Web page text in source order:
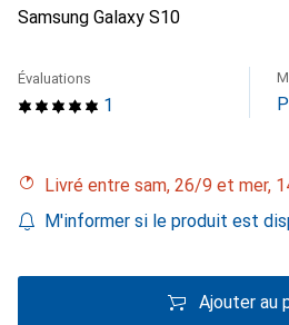
Samsung Galaxy S10
1
Évaluations
Livré entre sam, 26/9 et mer,
M'informer si le produit est
Ajouter au